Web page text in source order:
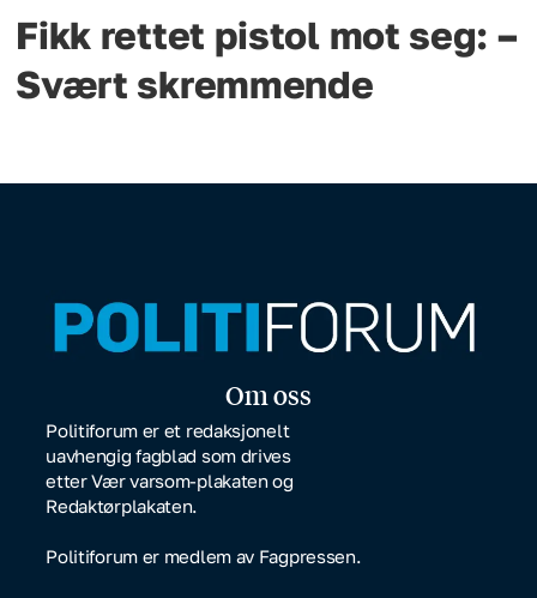
Fikk rettet pistol mot seg: –
Svært skremmende
Om oss
Politiforum er et redaksjonelt
uavhengig fagblad som drives
etter Vær varsom-plakaten og
Redaktørplakaten.
Politiforum er medlem av Fagpressen.